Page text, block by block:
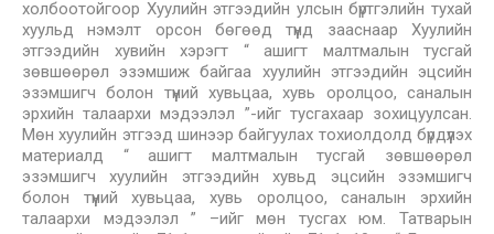
холбоотойгоор Хуулийн этгээдийн улсын бүртгэлийн тухай
хуульд нэмэлт орсон бөгөөд түүнд зааснаар Хуулийн
этгээдийн хувийн хэрэгт “ ашигт малтмалын тусгай
зөвшөөрөл эзэмшиж байгаа хуулийн этгээдийн эцсийн
эзэмшигч болон түүний хувьцаа, хувь оролцоо, саналын
эрхийн талаархи мэдээлэл ”-ийг тусгахаар зохицуулсан.
Мөн хуулийн этгээд шинээр байгуулах тохиолдолд бүрдүүлэх
материалд “ ашигт малтмалын тусгай зөвшөөрөл
эзэмшигч хуулийн этгээдийн хувьд эцсийн эзэмшигч
болон түүний хувьцаа, хувь оролцоо, саналын эрхийн
талаархи мэдээлэл ” –ийг мөн тусгах юм. Татварын